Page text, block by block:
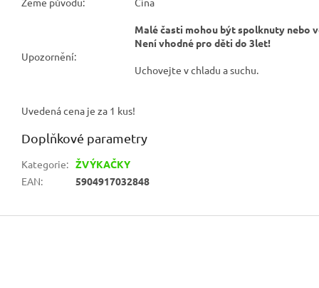
Upozornění:
Malé časti mohou být spolknuty nebo
Není vhodné pro děti do 3let!
Uchovejte v chladu a suchu.
Uvedená cena je za 1 kus!
Doplňkové parametry
Kategorie: ŽVÝKAČKY
EAN: 5904917032848
Z